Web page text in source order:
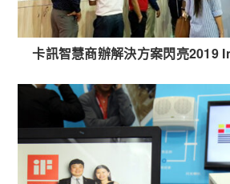
卡訊智慧商辦解決方案閃亮2019